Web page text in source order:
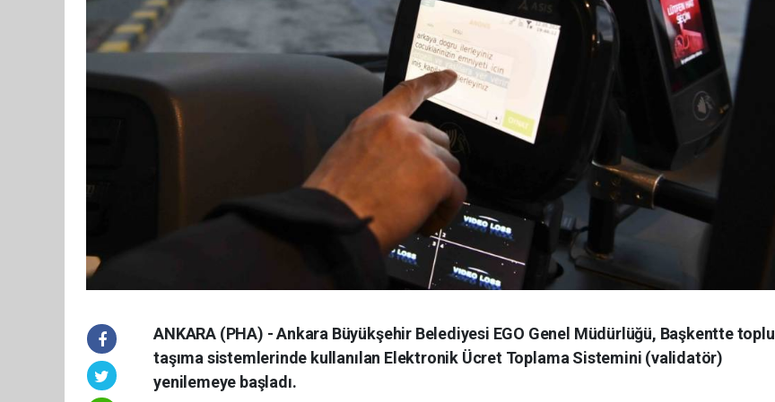
ANKARA (PHA) - Ankara Büyükşehir Belediyesi EGO Genel Müdürlüğü, Başkentte toplu
taşıma sistemlerinde kullanılan Elektronik Ücret Toplama Sistemini (validatör)
yenilemeye başladı.